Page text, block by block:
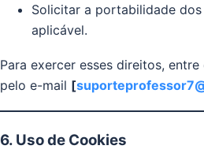
Solicitar a portabilidade
aplicável.
Para exercer esses direitos,
pelo e-mail [
6. Uso de Cookies